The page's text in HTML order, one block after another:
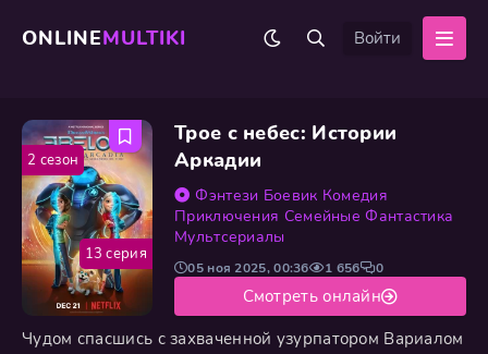
ONLINEMULTIKI Войти
Трое с небес: Истории
Аркадии
Фэнтези Боевик Комедия
Приключения Семейные Фантастика
Мультсериалы
Чудом спасшись с захваченной узурпатором Вариалом
05 ноя 2025, 00:36 1 656 0
Смотреть онлайн
13 серия
2 сезон